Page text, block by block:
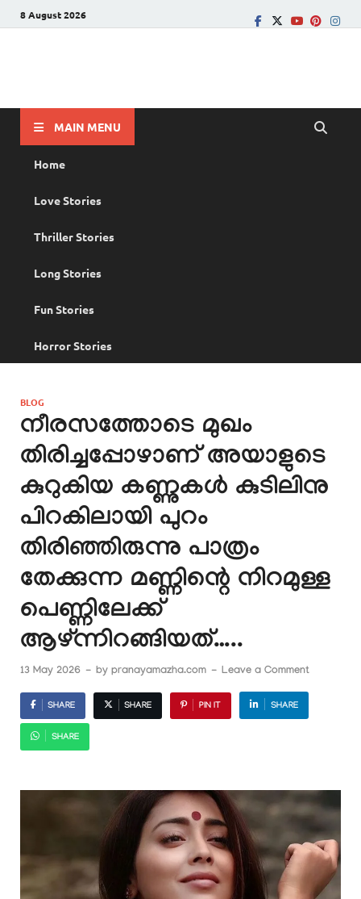
8 August 2026
MAIN MENU
Home
Love Stories
Thriller Stories
Long Stories
Fun Stories
Horror Stories
BLOG
നീരസത്തോടെ മുഖം
തിരിച്ചപ്പോഴാണ് അയാളുടെ
കുറുകിയ കണ്ണുകൾ കുടിലിനു
പിറകിലായി പുറം
തിരിഞ്ഞിരുന്നു പാത്രം
തേക്കുന്ന മണ്ണിന്റെ നിറമുള്ള
പെണ്ണിലേക്ക്
ആഴ്ന്നിറങ്ങിയത്…..
13 May 2026 - by pranayamazha.com - Leave a Comment
SHARE SHARE PIN IT SHARE
SHARE